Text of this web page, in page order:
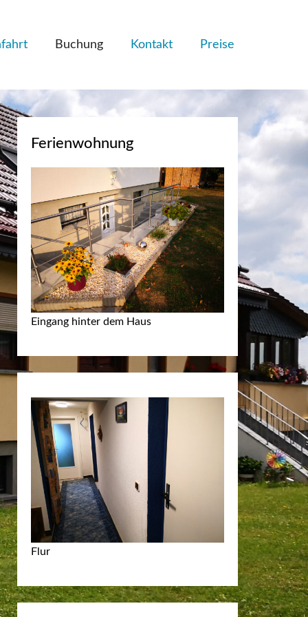
Buchung Kontakt Preise
Ferienwohnung
Eingang hinter dem Haus
Flur